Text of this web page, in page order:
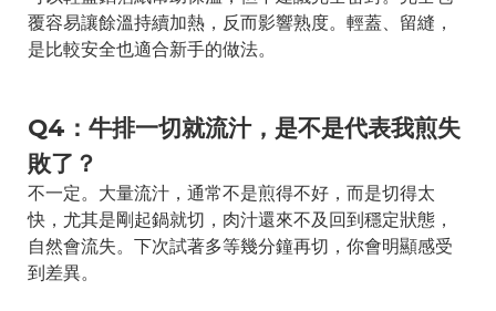
覆容易讓餘溫持續加熱，反而影響熟度。輕蓋、留縫，
是比較安全也適合新手的做法。
Q4：牛排一切就流汁，是不是代表我煎失
敗了？
不一定。大量流汁，通常不是煎得不好，而是切得太
快，尤其是剛起鍋就切，肉汁還來不及回到穩定狀態，
自然會流失。下次試著多等幾分鐘再切，你會明顯感受
到差異。